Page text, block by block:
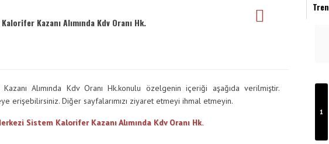
Kazanı Alımında Kdv Oranı Hk.
Alımında Kdv Oranı Hk.konulu özelgenin içeriği aşağıda verilmiştir.
erişebilirsiniz. Diğer sayfalarımızı ziyaret etmeyi ihmal etmeyin.
Vergimedia
Galeri